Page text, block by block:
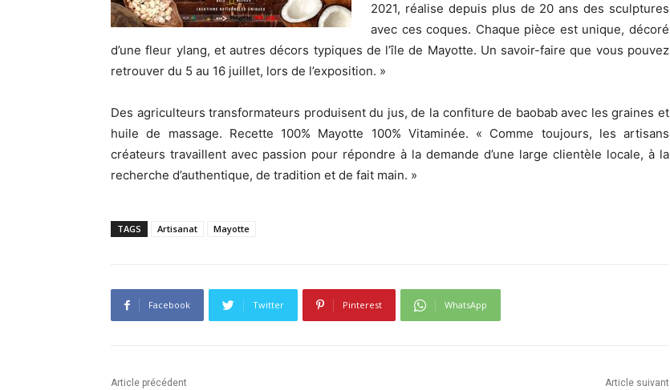
2021, réalise depuis plus de 20 ans des sculptures
avec ces coques. Chaque pièce est unique, décoré
d’une fleur ylang, et autres décors typiques de l’île de Mayotte. Un savoir-faire que vous pouvez
retrouver du 5 au 16 juillet, lors de l’exposition. »
Des agriculteurs transformateurs produisent du jus, de la confiture de baobab avec les graines et
huile de massage. Recette 100% Mayotte 100% Vitaminée. « Comme toujours, les artisans
créateurs travaillent avec passion pour répondre à la demande d’une large clientèle locale, à la
recherche d’authentique, de tradition et de fait main. »
TAGS Artisanat Mayotte
Facebook Twitter Pinterest WhatsApp
Article précédent Article suivant